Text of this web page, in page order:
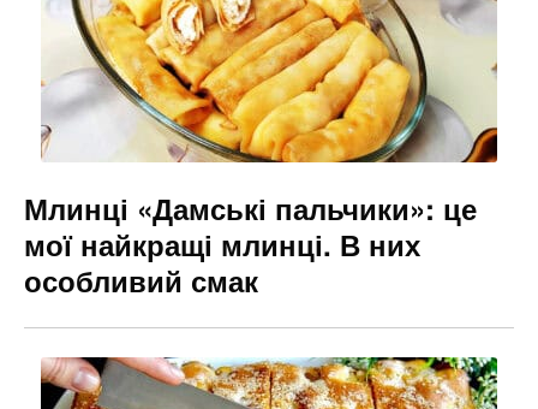
k
er
Млинці «Дамські пальчики»: це
мої найкращі млинці. В них
особливий смак